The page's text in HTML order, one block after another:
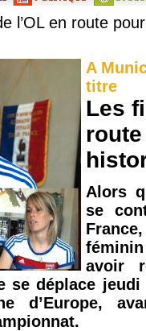
l’OL en route
A
titre
Les
Alors
se
avoir
se déplace
d’Europe,